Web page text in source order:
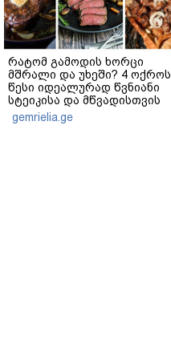
რატომ გამოდის ხორცი
მშრალი და უხეში? 4 ოქროს
წესი იდეალურად წვნიანი
სტეიკისა და მწვადისთვის
gemrielia.ge